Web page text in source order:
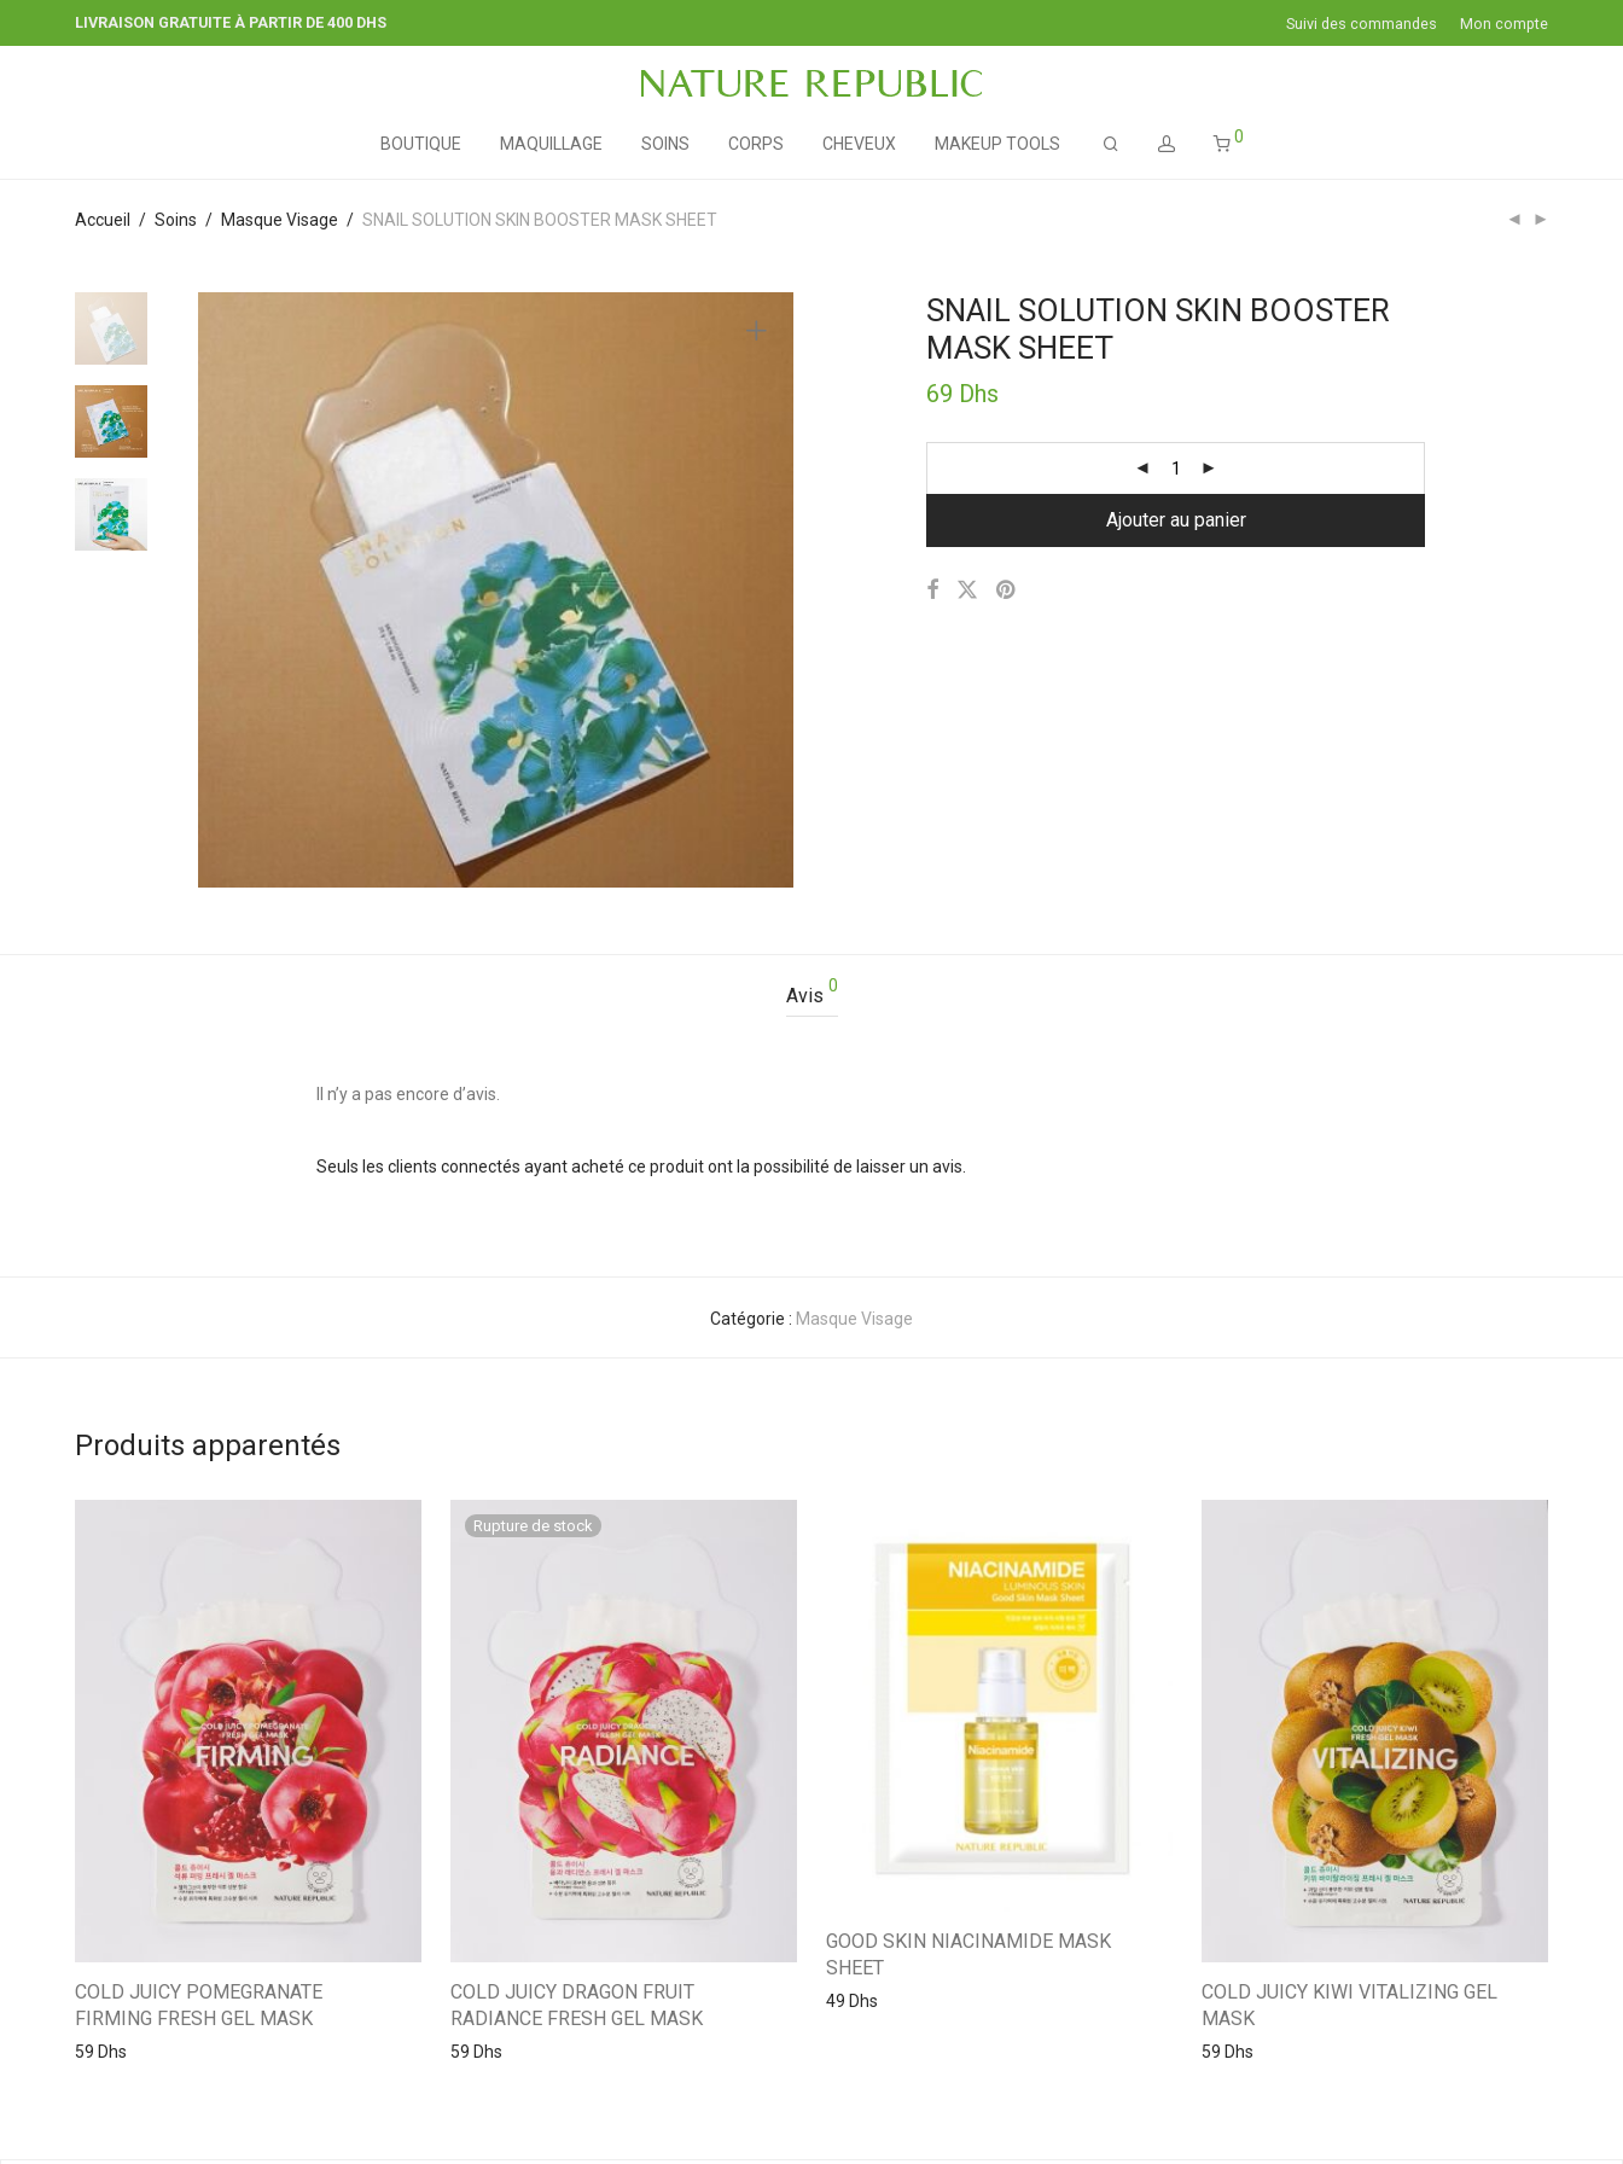
LIVRAISON GRATUITE À PARTIR DE 400 DHS Suivi des commandes Mon compte
BOUTIQUE MAQUILLAGE SOINS CORPS CHEVEUX MAKEUP TOOLS 0
Accueil / Soins / Masque Visage / SNAIL SOLUTION SKIN BOOSTER MASK SHEET
SNAIL SOLUTION SKIN BOOSTER
MASK SHEET
69 Dhs
Ajouter au panier
Avis 0
Il n’y a pas encore d’avis.
Seuls les clients connectés ayant acheté ce produit ont la possibilité de laisser un avis.
Catégorie : Masque Visage
Produits apparentés
COLD JUICY POMEGRANATE
FIRMING FRESH GEL MASK
59 Dhs
COLD JUICY DRAGON FRUIT
RADIANCE FRESH GEL MASK
59 Dhs
GOOD SKIN NIACINAMIDE MASK
SHEET
49 Dhs
COLD JUICY KIWI VITALIZING GEL
MASK
59 Dhs